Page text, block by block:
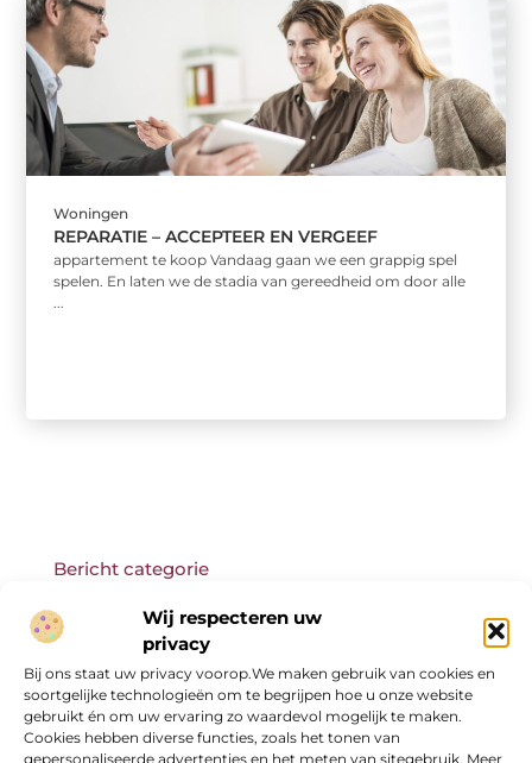
Wij respecteren uw
privacy
Bij ons staat uw privacy voorop.We maken gebruik van cookies en
soortgelijke technologieën om te begrijpen hoe u onze website
gebruikt én om uw ervaring zo waardevol mogelijk te maken.
Cookies hebben diverse functies, zoals het tonen van
gepersonaliseerde advertenties en het meten van sitegebruik. Meer
Woningen
REPARATIE – ACCEPTEER EN VERGEEF
appartement te koop Vandaag gaan we een grappig spel
spelen. En laten we de stadia van gereedheid om door alle
...
Onze informatie
Bericht categorie